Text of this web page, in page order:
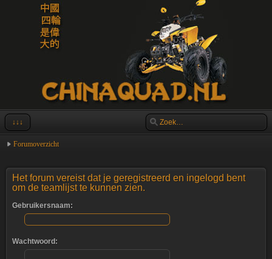
↓↓↓
Forumoverzicht
Het forum vereist dat je geregistreerd en ingelogd bent
om de teamlijst te kunnen zien.
Gebruikersnaam:
Wachtwoord: